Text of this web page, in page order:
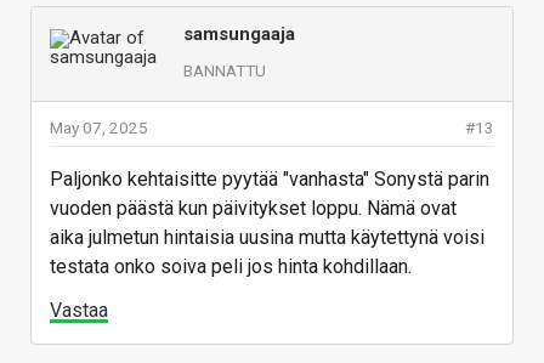
samsungaaja
BANNATTU
#13
May 07, 2025
Paljonko kehtaisitte pyytää "vanhasta" Sonystä parin
vuoden päästä kun päivitykset loppu. Nämä ovat
aika julmetun hintaisia uusina mutta käytettynä voisi
testata onko soiva peli jos hinta kohdillaan.
Vastaa